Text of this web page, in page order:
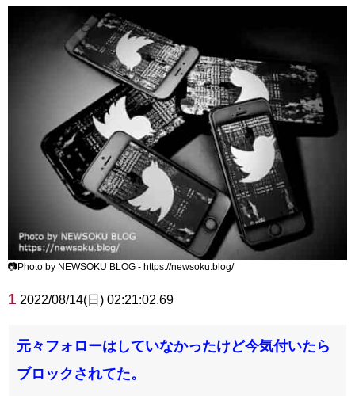
📷Photo by NEWSOKU BLOG - https://newsoku.blog/
1 2022/08/14(日) 02:21:02.69
元々フォローはしていなかったけど今気付いたら
ブロックされてた。